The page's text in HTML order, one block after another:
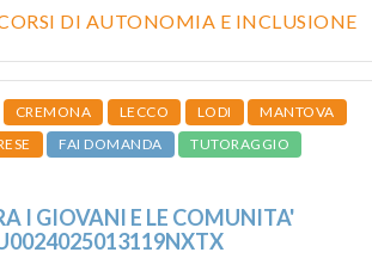
DI AUTONOMIA E INCLUSIONE
CREMONA LECCO LODI
MANTOVA
FAI DOMANDA
TUTORAGGIO
I GIOVANI E LE COMUNITA'